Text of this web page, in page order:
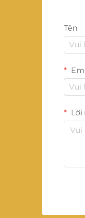
Tên
Lời